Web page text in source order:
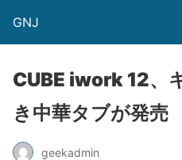
GNJ
CUBE iwork 12、
き中華タブが発売
geekadmin